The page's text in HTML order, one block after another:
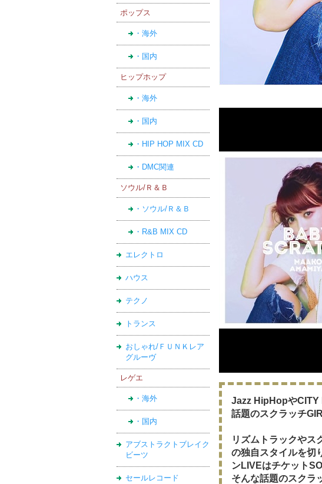
ポップス
・海外
・国内
ヒップホップ
・海外
・国内
・HIP HOP MIX CD
・DMC関連
ソウル/Ｒ＆Ｂ
・ソウル/Ｒ＆Ｂ
・R&B MIX CD
エレクトロ
ハウス
テクノ
トランス
おしゃれ/ＦＵＮＫレア
グルーヴ
レゲエ
・海外
・国内
アブストラクトブレイク
ビーツ
セールレコード
Jazz HipHopやCITY
話題のスクラッチ
リズムトラックやス
の独自スタイルを切
ンLIVEはチケット
そんな話題のスク